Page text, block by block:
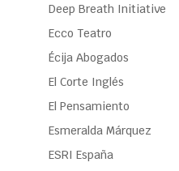
Deep Breath Initiative
Ecco Teatro
Écija Abogados
El Corte Inglés
El Pensamiento
Esmeralda Márquez
ESRI España